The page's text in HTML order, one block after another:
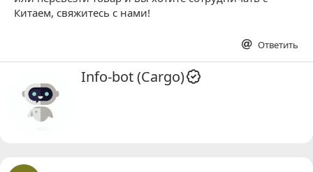
Китаем, свяжитесь с нами!
Ответить
А
в
Info-bot (Cargo)